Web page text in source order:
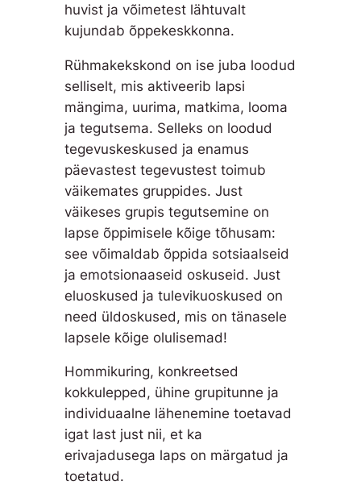
huvist ja võimetest lähtuvalt
kujundab õppekeskkonna.
Rühmakekskond on ise juba loodud
selliselt, mis aktiveerib lapsi
mängima, uurima, matkima, looma
ja tegutsema. Selleks on loodud
tegevuskeskused ja enamus
päevastest tegevustest toimub
väikemates gruppides. Just
väikeses grupis tegutsemine on
lapse õppimisele kõige tõhusam:
see võimaldab õppida sotsiaalseid
ja emotsionaaseid oskuseid. Just
eluoskused ja tulevikuoskused on
need üldoskused, mis on tänasele
lapsele kõige olulisemad!
Hommikuring, konkreetsed
kokkulepped, ühine grupitunne ja
individuaalne lähenemine toetavad
igat last just nii, et ka
erivajadusega laps on märgatud ja
toetatud.